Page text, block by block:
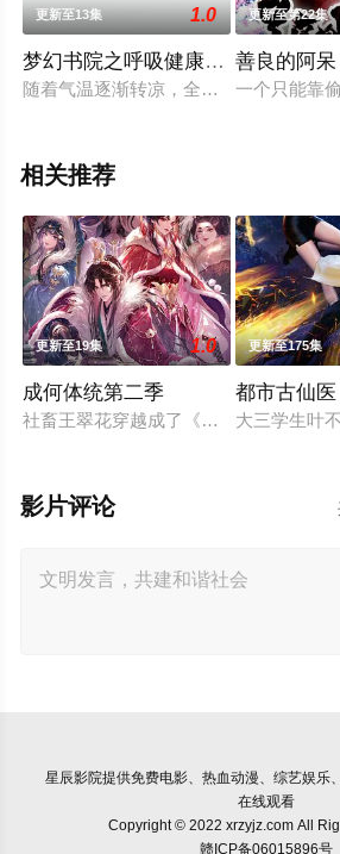
更新至13集 1.0
梦幻书院之呼吸健康科普
随着气温逐渐转凉，全球新冠疫情亦有
更新至第22集
善良的阿
一个只能靠
相关推荐
更新至19集 1.0
成何体统第二季
社畜王翠花穿越成了《恶魔宠妃》中的
更新至175集
都市古仙医
大三学生叶
影片评论
星辰影院提供免费电影、热血动漫、综艺娱乐
在线观看
Copyright © 2022 xrzyjz.com All
赣ICP备06015896号